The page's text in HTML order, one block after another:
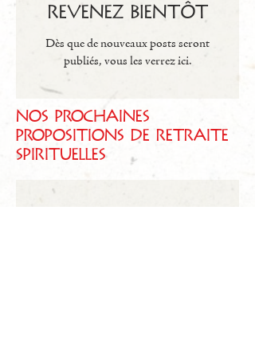
Revenez bientôt
Dès que de nouveaux posts seront
publiés, vous les verrez ici.
Nos prochaines
propositions de retraite
spirituelles